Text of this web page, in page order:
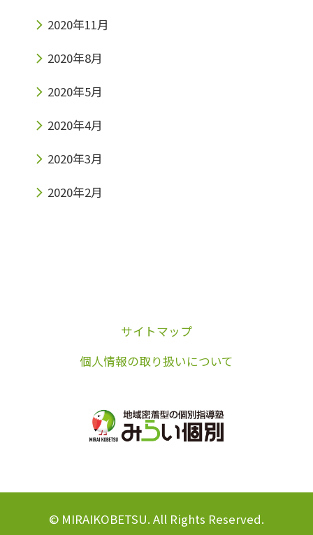
2020年11月
2020年8月
2020年5月
2020年4月
2020年3月
2020年2月
サイトマップ
個人情報の取り扱いについて
© MIRAIKOBETSU. All Rights Reserved.